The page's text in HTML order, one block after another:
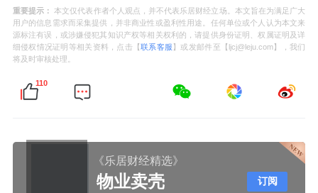
重要提示： 本文仅代表作者个人观点，并不代表乐居财经立场。本文旨在为满足广大
用户的信息需求而采集提供，并非商业性或盈利性用途。任何单位或个人认为本文来
源标注有误，或涉嫌侵犯其知识产权等相关权利的，请提供身份证明、权属证明及详
细侵权情况证明等相关资料，点击【联系客服 】或发邮件至【ljcj@leju.com】，我们
将及时审核处理。
110
《乐居财经精选》
物业卖壳 订阅